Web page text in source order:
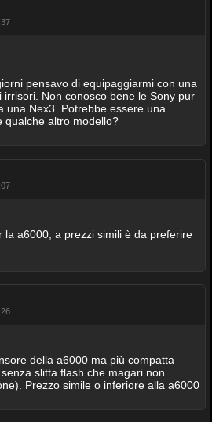
pensavo di equipaggiarmi con una
irrisori. Non conosco bene le Sony pur
una Nex3. Potrebbe essere una
qualche altro modello?
la a6000, a prezzi simili è da preferire
della a6000 ma più compatta
slitta flash che magari non
Prezzo simile o inferiore alla a6000